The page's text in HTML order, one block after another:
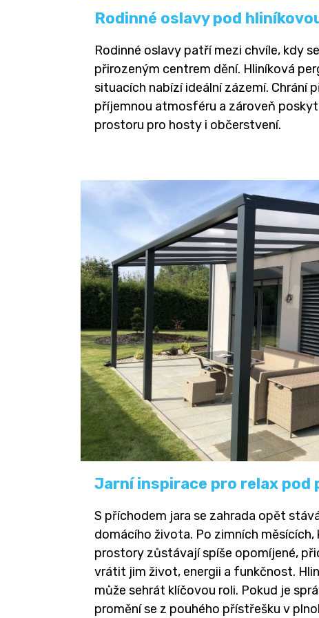
Rodinné oslavy pod
Rodinné oslavy patří mezi chvíle, kdy
přirozeným centrem dění. Hliníková
situacích nabízí ideální zázemí. Chrání
příjemnou atmosféru a zároveň
prostoru pro hosty i občerstvení.
Jarní inspirace pro relax pod
S příchodem jara se zahrada opět
domácího života. Po zimních měsících,
prostory zůstávají spíše opomíjené,
vrátit jim život, energii a funkčnost.
může sehrát klíčovou roli. Pokud je
promění se z pouhého přístřešku v